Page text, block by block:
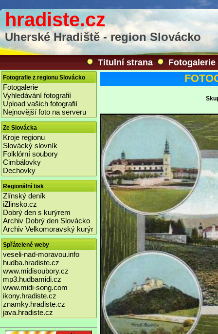
hradiste.cz
Uherské Hradiště - region Slovácko
Titulní strana Fotogalerie
Fotografie z regionu Slovácko
Fotogalerie
Vyhledávání fotografií
Upload vašich fotografií
Nejnovější foto na serveru
Ze Slovácka
Kroje regionu
Slovácký slovník
Folklórní soubory
Cimbálovky
Dechovky
Regionální tisk
Zlínský deník
iZlinsko.cz
Dobrý den s kurýrem
Archiv Dobrý den Slovácko
Archiv Velkomoravský kurýr
Spřátelené weby
veseli-nad-moravou.info
hudba.hradiste.cz
www.midisoubory.cz
mp3.hudbamidi.cz
www.midi-song.com
ikony.hradiste.cz
znamky.hradiste.cz
java.hradiste.cz